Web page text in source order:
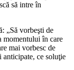
să intre în
„Să vorbeşti de
momentului în care
mai vorbesc de
ce soluţie